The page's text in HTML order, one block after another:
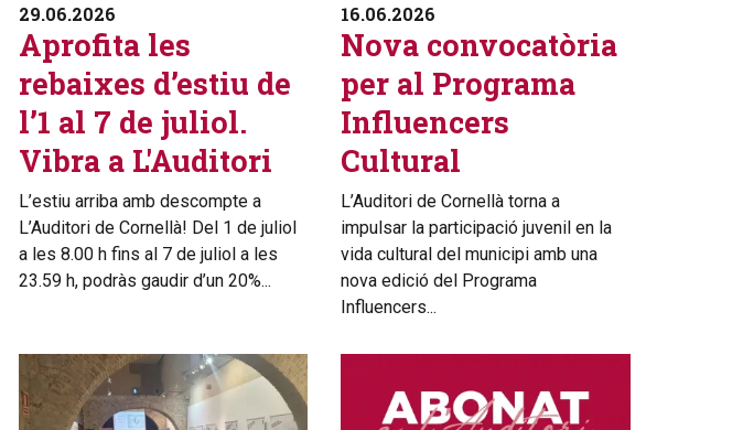
29.06.2026
Aprofita les
rebaixes d’estiu de
l’1 al 7 de juliol.
Vibra a L'Auditori
L’estiu arriba amb descompte a
L’Auditori de Cornellà! Del 1 de juliol
a les 8.00 h fins al 7 de juliol a les
23.59 h, podràs gaudir d’un 20%...
16.06.2026
Nova convocatòria
per al Programa
Influencers
Cultural
L’Auditori de Cornellà torna a
impulsar la participació juvenil en la
vida cultural del municipi amb una
nova edició del Programa
Influencers...